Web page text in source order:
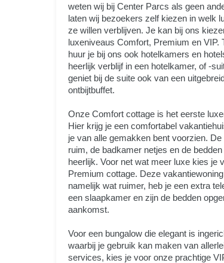
weten wij bij Center Parcs als geen
laten wij bezoekers zelf kiezen in welk
ze willen verblijven. Je kan bij ons
luxeniveaus Comfort, Premium en VIP.
huur je bij ons ook hotelkamers en
heerlijk verblijf in een hotelkamer, of -
geniet bij de suite ook van een
ontbijtbuffet.
Onze Comfort cottage is het eerste
Hier krijg je een comfortabel
je van alle gemakken bent voorzien.
ruim, de badkamer netjes en de
heerlijk. Voor net wat meer luxe kies je
Premium cottage. Deze
namelijk wat ruimer, heb je een extra
een slaapkamer en zijn de bedden
aankomst.
Voor een bungalow die elegant is
waarbij je gebruik kan maken van
services, kies je voor onze prachtige